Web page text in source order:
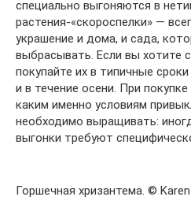
специально выгоняются в
растения-«скороспелки» —
украшение и дома, и сада,
выбрасывать. Если вы хотите
покупайте их в типичные
и в течение осени. При
каким именно условиям
необходимо выращивать:
выгонки требуют
Горшечная хризантема. ©